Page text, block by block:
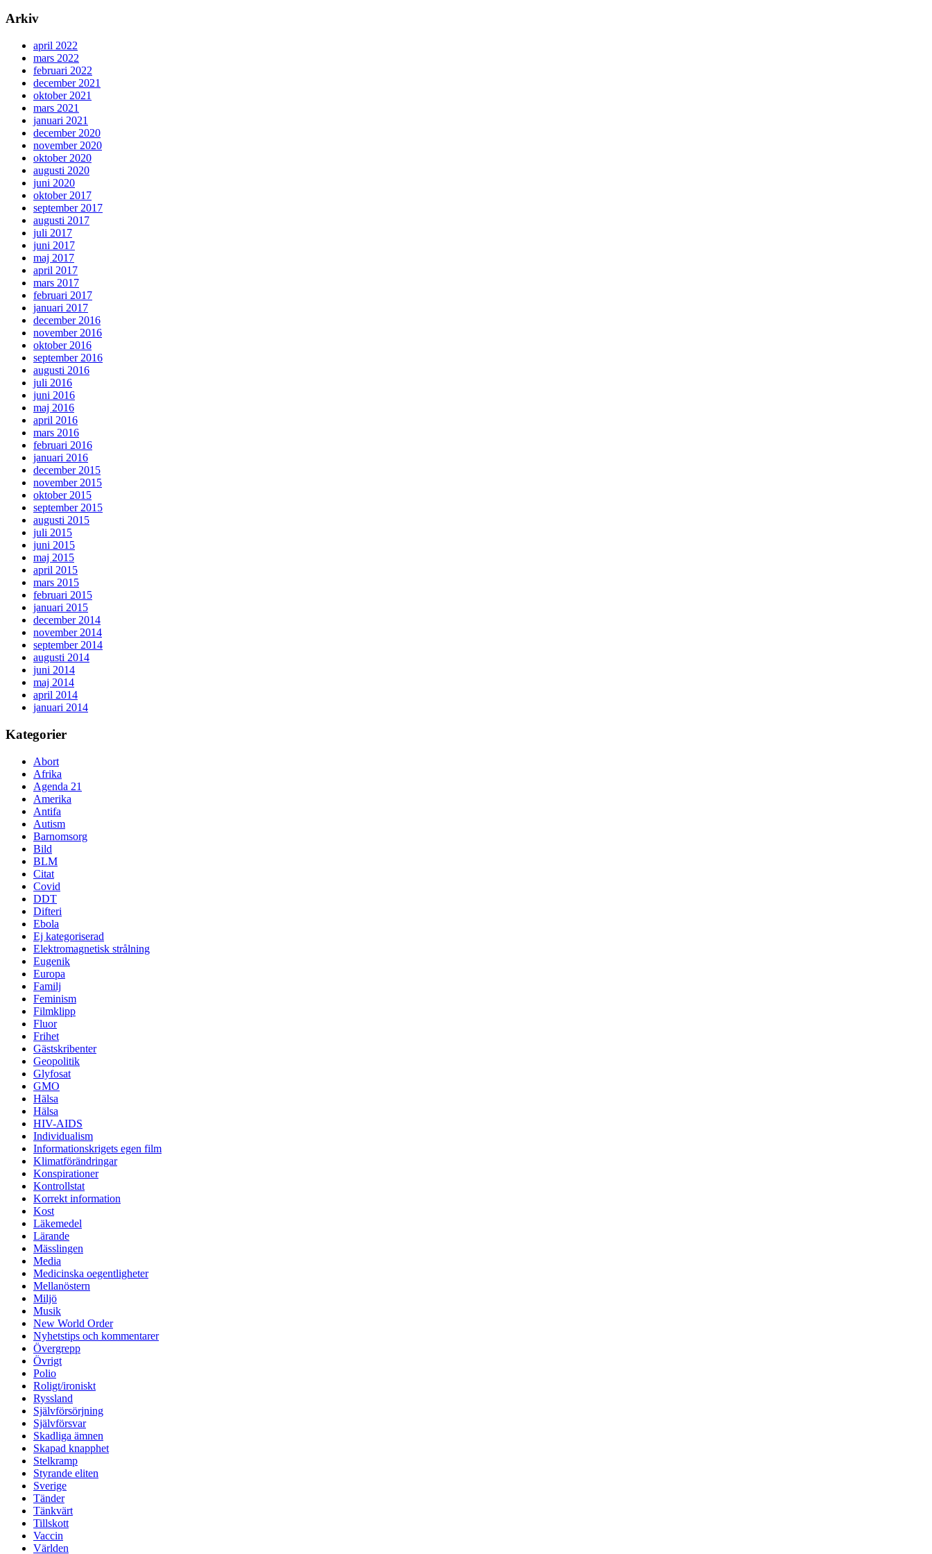
Arkiv
april 2022
mars 2022
februari 2022
december 2021
oktober 2021
mars 2021
januari 2021
december 2020
november 2020
oktober 2020
augusti 2020
juni 2020
oktober 2017
september 2017
augusti 2017
juli 2017
juni 2017
maj 2017
april 2017
mars 2017
februari 2017
januari 2017
december 2016
november 2016
oktober 2016
september 2016
augusti 2016
juli 2016
juni 2016
maj 2016
april 2016
mars 2016
februari 2016
januari 2016
december 2015
november 2015
oktober 2015
september 2015
augusti 2015
juli 2015
juni 2015
maj 2015
april 2015
mars 2015
februari 2015
januari 2015
december 2014
november 2014
september 2014
augusti 2014
juni 2014
maj 2014
april 2014
januari 2014
Kategorier
Abort
Afrika
Agenda 21
Amerika
Antifa
Autism
Barnomsorg
Bild
BLM
Citat
Covid
DDT
Difteri
Ebola
Ej kategoriserad
Elektromagnetisk strålning
Eugenik
Europa
Familj
Feminism
Filmklipp
Fluor
Frihet
Gästskribenter
Geopolitik
Glyfosat
GMO
Hälsa
Hälsa
HIV-AIDS
Individualism
Informationskrigets egen film
Klimatförändringar
Konspirationer
Kontrollstat
Korrekt information
Kost
Läkemedel
Lärande
Mässlingen
Media
Medicinska oegentligheter
Mellanöstern
Miljö
Musik
New World Order
Nyhetstips och kommentarer
Övergrepp
Övrigt
Polio
Roligt/ironiskt
Ryssland
Självförsörjning
Självförsvar
Skadliga ämnen
Skapad knapphet
Stelkramp
Styrande eliten
Sverige
Tänder
Tänkvärt
Tillskott
Vaccin
Världen